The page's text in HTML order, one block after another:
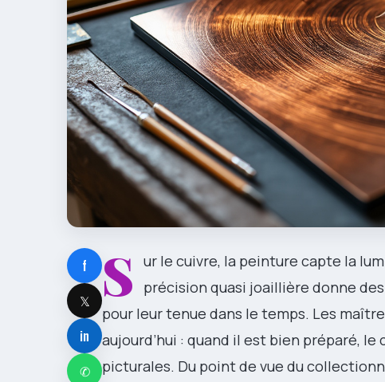
f
𝕏
in
✆
S ur le cuivre, la peinture capte la
précision quasi joaillière donne des
pour leur tenue dans le temps. Les
aujourd’hui : quand il est bien préparé, le
picturales. Du point de vue du